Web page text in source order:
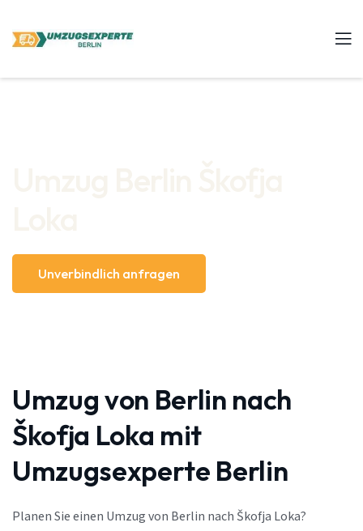
Unverbindlich anfragen
Umzug von Berlin nach
Škofja Loka mit
Umzugsexperte Berlin
Planen Sie einen Umzug von Berlin nach Škofja Loka?